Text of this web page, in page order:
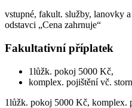
vstupné, fakult. služby, lanovky
odstavci „Cena zahrnuje“
Fakultativní příplatek
1lůžk. pokoj 5000 Kč,
komplex. pojištění vč.
1lůžk. pokoj 5000 Kč, komplex.